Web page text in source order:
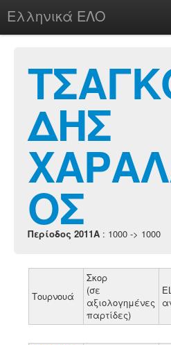
Ελληνικά ΕΛΟ
chesstu.be @ discord
Login
ΔΗΣ
ΟΣ
Περίοδος 2011A : 1000 -> 1000
Τουρνουά
Σκορ
(σε
αξιολογημένες
παρτίδες)